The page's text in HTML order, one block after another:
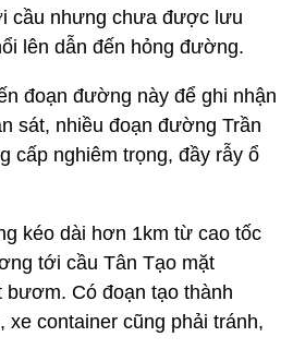
cầu nhưng chưa được lưu
lên dẫn đến hỏng đường.
đoạn đường này để ghi nhận
sát, nhiều đoạn đường Trần
cấp nghiêm trọng, đầy rẫy ổ
kéo dài hơn 1km từ cao tốc
tới cầu Tân Tạo mặt
Có đoạn tạo thành
xe container cũng phải tránh,